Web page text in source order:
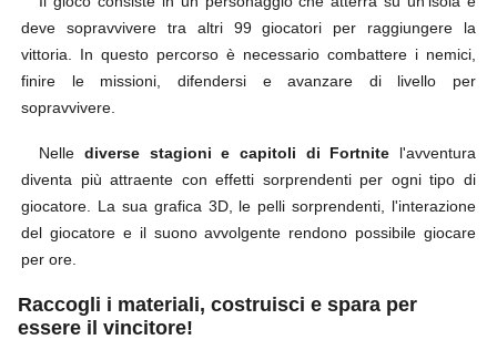
deve sopravvivere tra altri 99 giocatori per raggiungere la
vittoria. In questo percorso è necessario combattere i nemici,
finire le missioni, difendersi e avanzare di livello per
sopravvivere.
Nelle diverse stagioni e capitoli di Fortnite l'avventura
diventa più attraente con effetti sorprendenti per ogni tipo di
giocatore. La sua grafica 3D, le pelli sorprendenti, l'interazione
del giocatore e il suono avvolgente rendono possibile giocare
per ore.
Raccogli i materiali, costruisci e spara per
essere il vincitore!